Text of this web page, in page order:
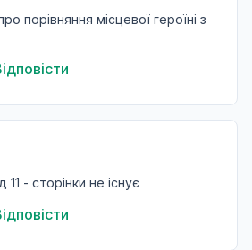
порівняння місцевої героїні з
- сторінки не існує